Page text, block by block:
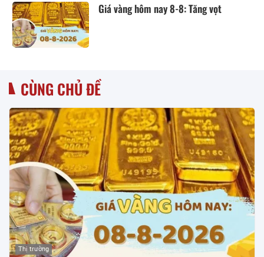
Giá vàng hôm nay 8-8: Tăng vọt
CÙNG CHỦ ĐỀ
Thị trường